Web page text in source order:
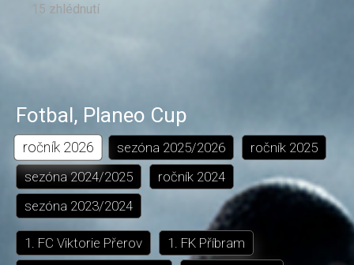
15 zhlédnutí
Fotbal, Planeo Cup
ročník 2026 sezóna 2025/2026 ročník 2025
sezóna 2024/2025 ročník 2024
sezóna 2023/2024
1. FC Viktorie Přerov
1. FK Příbram